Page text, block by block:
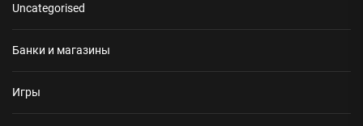
Uncategorised
Банки и магазины
Игры